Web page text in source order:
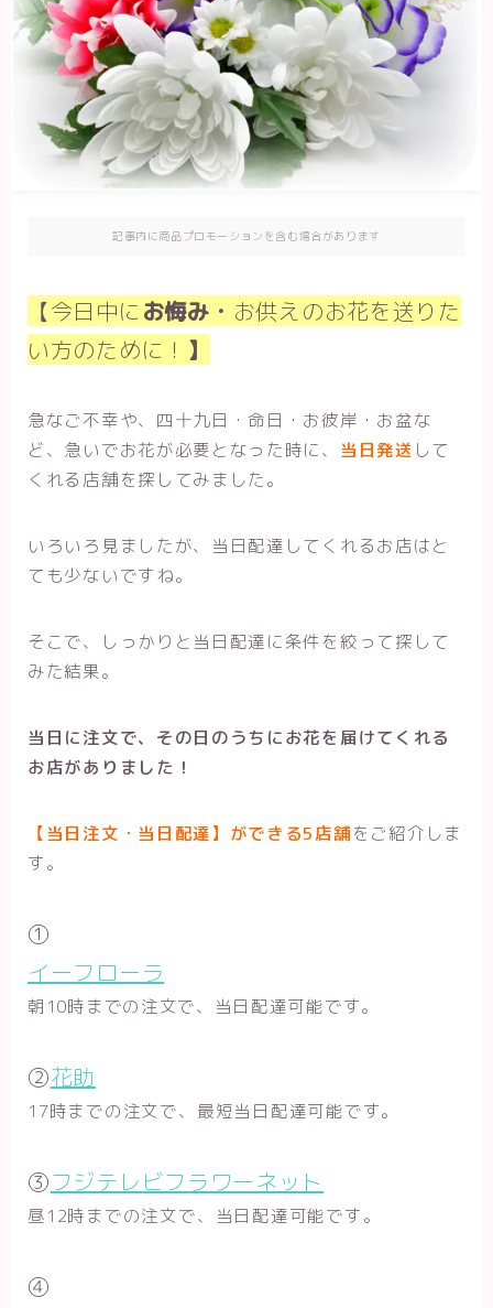
記事内に商品プロモーションを含む場合があります
【今日中に お悔み・ お供えのお花を送りた
い方のために！ 】
急なご不幸や、四十九日・命日・お彼岸・お盆な
ど、急いでお花が必要となった時に、 当日発送 して
くれる店舗を探してみました。
いろいろ見ましたが、当日配達してくれるお店はと
ても少ないですね。
そこで、しっかりと当日配達に条件を絞って探して
みた結果。
当日に注文で、その日のうちにお花を届けてくれる
お店がありました！
【当日注文・当日配達】ができる5店舗をご紹介しま
す。
①
イーフローラ
朝10時までの注文で、当日配達可能です。
②花助
17時までの注文で、最短当日配達可能です。
③フジテレビフラワーネット
昼12時までの注文で、当日配達可能です。
④